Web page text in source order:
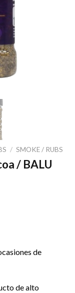
/ SMOKE / RUBS
/ BALU
de
de alto